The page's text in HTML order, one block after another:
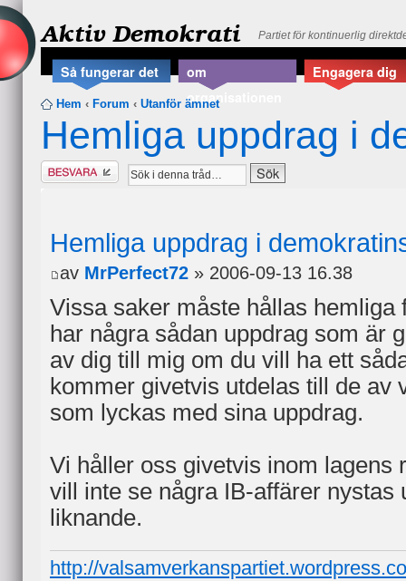
Aktiv Demokrati Partiet för kontinuerlig
Så fungerar det
om
organisationen
Engagera dig
Hem ‹ Forum ‹ Utanför ämnet
Hemliga uppdrag i
Besvara
Hemliga uppdrag i
av MrPerfect72 » 2006-09-13 16.38
Vissa saker måste hållas hemliga
har några sådan uppdrag som är
av dig till mig om du vill ha ett
kommer givetvis utdelas till de av
som lyckas med sina uppdrag.
Vi håller oss givetvis inom lagens
vill inte se några IB-affärer nystas
liknande.
http://